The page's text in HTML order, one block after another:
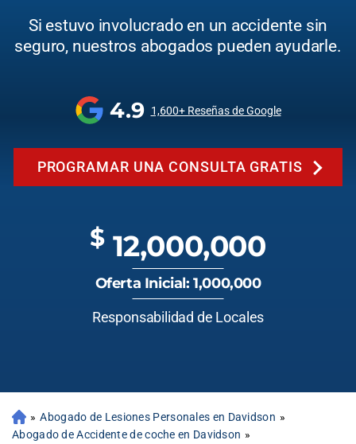
Si estuvo involucrado en un accidente sin
seguro, nuestros abogados pueden ayudarle.
4.9 1,600+ Reseñas de Google
PROGRAMAR UNA CONSULTA GRATIS
$ 12,000,000
Oferta Inicial: 1,000,000
Responsabilidad de Locales
» Abogado de Lesiones Personales en Davidson »
Abogado de Accidente de coche en Davidson »